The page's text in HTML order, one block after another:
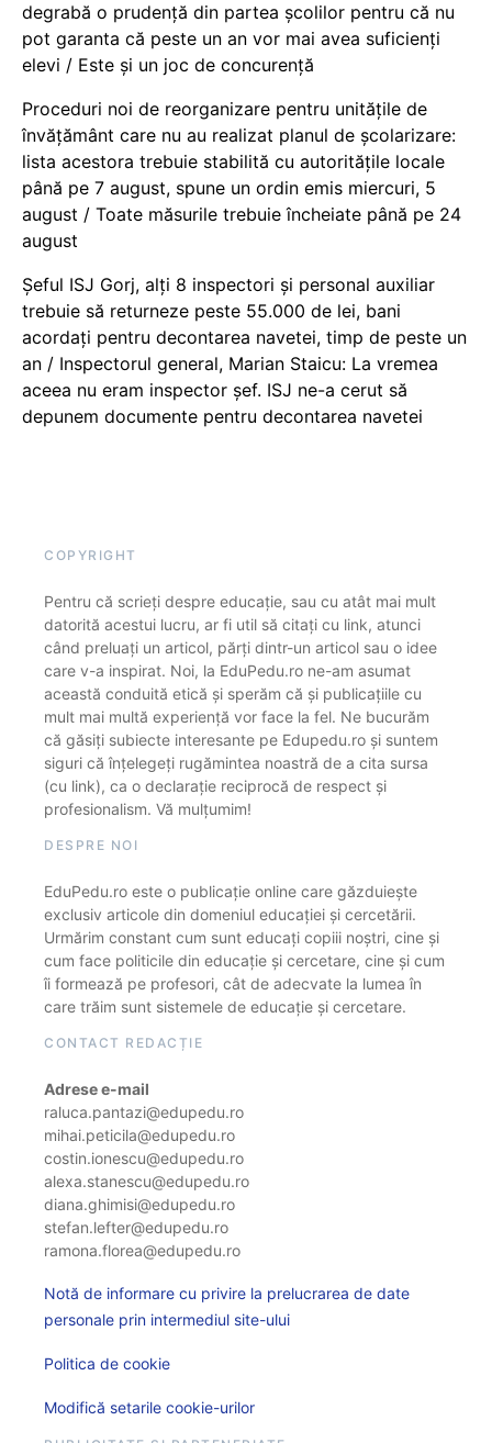
degrabă o prudență din partea școlilor pentru că nu
pot garanta că peste un an vor mai avea suficienți
elevi / Este și un joc de concurență
Proceduri noi de reorganizare pentru unitățile de
învățământ care nu au realizat planul de școlarizare:
lista acestora trebuie stabilită cu autoritățile locale
până pe 7 august, spune un ordin emis miercuri, 5
august / Toate măsurile trebuie încheiate până pe 24
august
Șeful ISJ Gorj, alți 8 inspectori și personal auxiliar
trebuie să returneze peste 55.000 de lei, bani
acordați pentru decontarea navetei, timp de peste un
an / Inspectorul general, Marian Staicu: La vremea
aceea nu eram inspector șef. ISJ ne-a cerut să
depunem documente pentru decontarea navetei
COPYRIGHT
Pentru că scrieți despre educație, sau cu atât mai mult
datorită acestui lucru, ar fi util să citați cu link, atunci
când preluați un articol, părți dintr-un articol sau o idee
care v-a inspirat. Noi, la EduPedu.ro ne-am asumat
această conduită etică și sperăm că și publicațiile cu
mult mai multă experiență vor face la fel. Ne bucurăm
că găsiți subiecte interesante pe Edupedu.ro și suntem
siguri că înțelegeți rugămintea noastră de a cita sursa
(cu link), ca o declarație reciprocă de respect și
profesionalism. Vă mulțumim!
DESPRE NOI
EduPedu.ro este o publicație online care găzduiește
exclusiv articole din domeniul educației și cercetării.
Urmărim constant cum sunt educați copiii noștri, cine și
cum face politicile din educație și cercetare, cine și cum
îi formează pe profesori, cât de adecvate la lumea în
care trăim sunt sistemele de educație și cercetare.
CONTACT REDACȚIE
Adrese e-mail
raluca.pantazi@edupedu.ro
mihai.peticila@edupedu.ro
costin.ionescu@edupedu.ro
alexa.stanescu@edupedu.ro
diana.ghimisi@edupedu.ro
stefan.lefter@edupedu.ro
ramona.florea@edupedu.ro
Notă de informare cu privire la prelucrarea de date
personale prin intermediul site-ului
Politica de cookie
Modifică setarile cookie-urilor